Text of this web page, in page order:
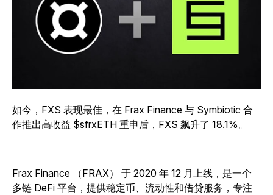
如今，FXS 表现最佳，在 Frax Finance 与 Symbiotic 合
作推出高收益 $sfrxETH 重申后，FXS 飙升了 18.1%。
Frax Finance （FRAX） 于 2020 年 12 月上线，是一个
多链 DeFi 平台，提供稳定币、流动性和借贷服务，专注